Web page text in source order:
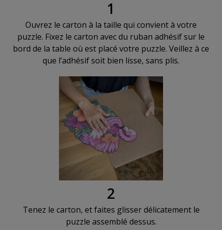
1
Ouvrez le carton à la taille qui convient à votre
puzzle. Fixez le carton avec du ruban adhésif sur le
bord de la table où est placé votre puzzle. Veillez à ce
que l’adhésif soit bien lisse, sans plis.
2
Tenez le carton, et faites glisser délicatement le
puzzle assemblé dessus.